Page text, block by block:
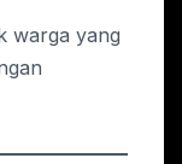
warga yang